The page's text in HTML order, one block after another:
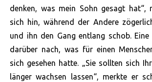
denken, was mein Sohn gesagt hat“,
sich hin, während der Andere
und ihn den Gang entlang schob.
darüber nach, was für einen
sich gesehen hatte. „Sie sollten sich
länger wachsen lassen“, merkte er